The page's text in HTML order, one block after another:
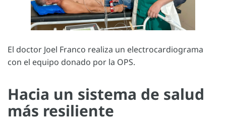
El doctor Joel Franco realiza un electrocardiograma
con el equipo donado por la OPS.
Hacia un sistema de salud
más resiliente